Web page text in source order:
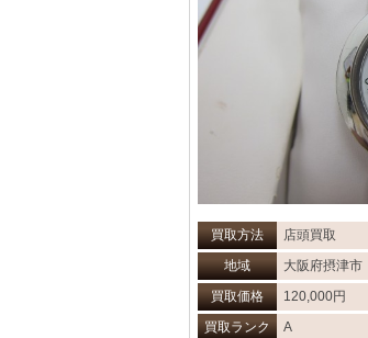
買取方法
店頭買取
地域
大阪府摂津市
買取価格
120,000円
買取ランク
A